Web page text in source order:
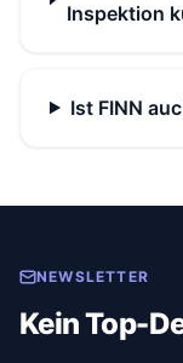
Inspektion
Ist FINN
NEWSLETTER
Kein Top-